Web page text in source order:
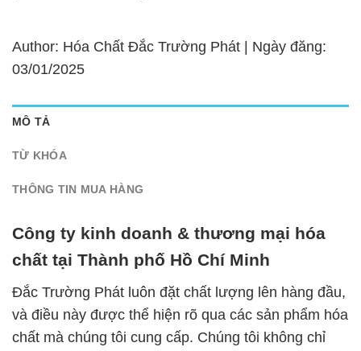
Author: Hóa Chất Đắc Trường Phát | Ngày đăng:
03/01/2025
MÔ TẢ
TỪ KHÓA
THÔNG TIN MUA HÀNG
Công ty kinh doanh & thương mại hóa
chất tại Thành phố Hồ Chí Minh
Đắc Trường Phát luôn đặt chất lượng lên hàng đầu,
và điều này được thể hiện rõ qua các sản phẩm hóa
chất mà chúng tôi cung cấp. Chúng tôi không chỉ